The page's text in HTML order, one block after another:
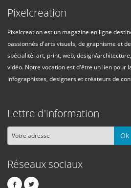
Pixelcreation
Pixelcreation est un magazine en ligne
passionnés d'arts visuels, de graphisme et
spécialité: art, print, web, design/
vidéo. Notre vocation est d'être un lien pour
infographistes, designers et créateurs de
Lettre d'information
Ok
Réseaux sociaux